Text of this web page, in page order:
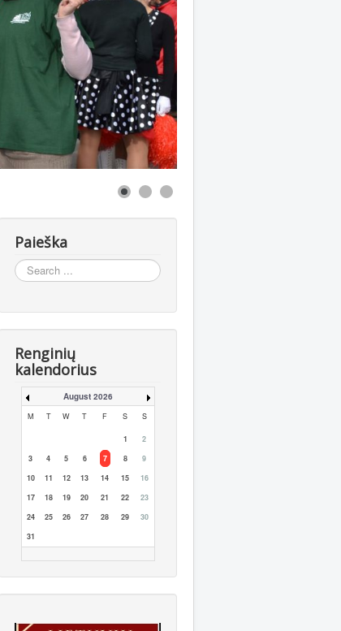
Paieška
Search
...
Renginių
kalendorius
August 2026
M T W T F S S
1
2
3
4 5 6 7 8
9
10
11 12 13 14 15
16
17
18 19 20 21 22
23
24
25 26 27 28 29
30
31